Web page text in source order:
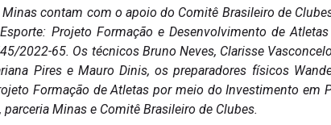
contam com o apoio do Comitê Brasileiro de
Projeto Formação e Desenvolvimento de
2022-65. Os técnicos Bruno Neves, Clarisse
Pires e Mauro Dinis, os preparadores físicos
Formação de Atletas por meio do Investimento em
Minas e Comitê Brasileiro de Clubes.